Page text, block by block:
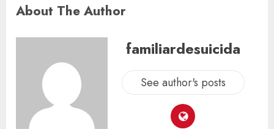
About The Author
familiardesuicida
See author's posts